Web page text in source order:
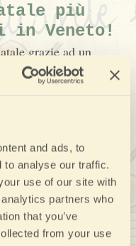
and ads, to
to analyse our traffic.
use of our site with
partners who
that you’ve
from your use
più
Veneto!
grazie ad un
montagne e le